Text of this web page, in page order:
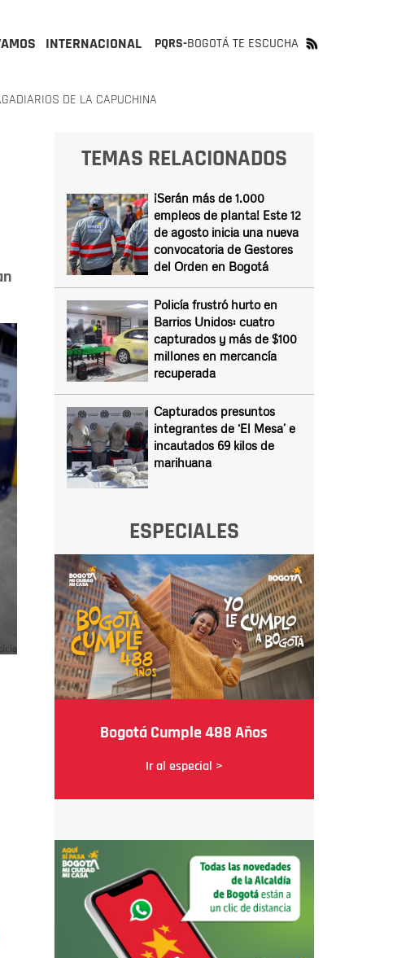
INTERNACIONAL PQRS-BOGOTÁ TE ESCUCHA
DE LA CAPUCHINA
TEMAS RELACIONADOS
¡Serán más de 1.000
empleos de planta! Este 12
de agosto inicia una nueva
convocatoria de Gestores
del Orden en Bogotá
Policía frustró hurto en
Barrios Unidos: cuatro
capturados y más de $100
millones en mercancía
recuperada
Capturados presuntos
integrantes de ‘El Mesa’ e
incautados 69 kilos de
marihuana
ESPECIALES
Bogotá Cumple 488 Años
Ir al especial >